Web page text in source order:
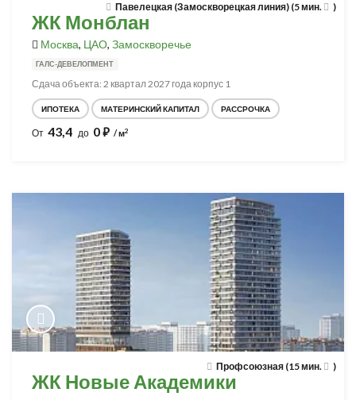
Павелецкая (Замоскворецкая линия) (5 мин. )
ЖК Монблан
Москва, ЦАО, Замоскворечье
ГАЛС-ДЕВЕЛОПМЕНТ
Сдача объекта: 2 квартал 2027 года корпус 1
ИПОТЕКА МАТЕРИНСКИЙ КАПИТАЛ РАССРОЧКА
От 43,4 до 0⃏ / м2
Профсоюзная (15 мин. )
ЖК Новые Академики